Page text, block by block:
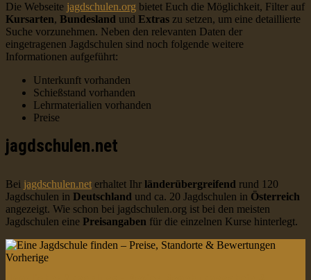
Die Webseite jagdschulen.org bietet Euch die Möglichkeit, Filter auf
Kursarten, Bundesland und Extras zu setzen, um eine detaillierte
Suche vorzunehmen. Neben den relevanten Daten der
eingetragenen Jagdschulen sind noch folgende weitere
Informationen aufgeführt:
Unterkunft vorhanden
Schießstand vorhanden
Lehrmaterialien vorhanden
Preise
jagdschulen.net
Bei jagdschulen.net erhaltet Ihr länderübergreifend rund 120
Jagdschulen in Deutschland und ca. 20 Jagdschulen in Österreich
angezeigt. Wie schon bei jagdschulen.org ist bei den meisten
Jagdschulen eine Preisangaben für die einzelnen Kurse hinterlegt.
Vorherige